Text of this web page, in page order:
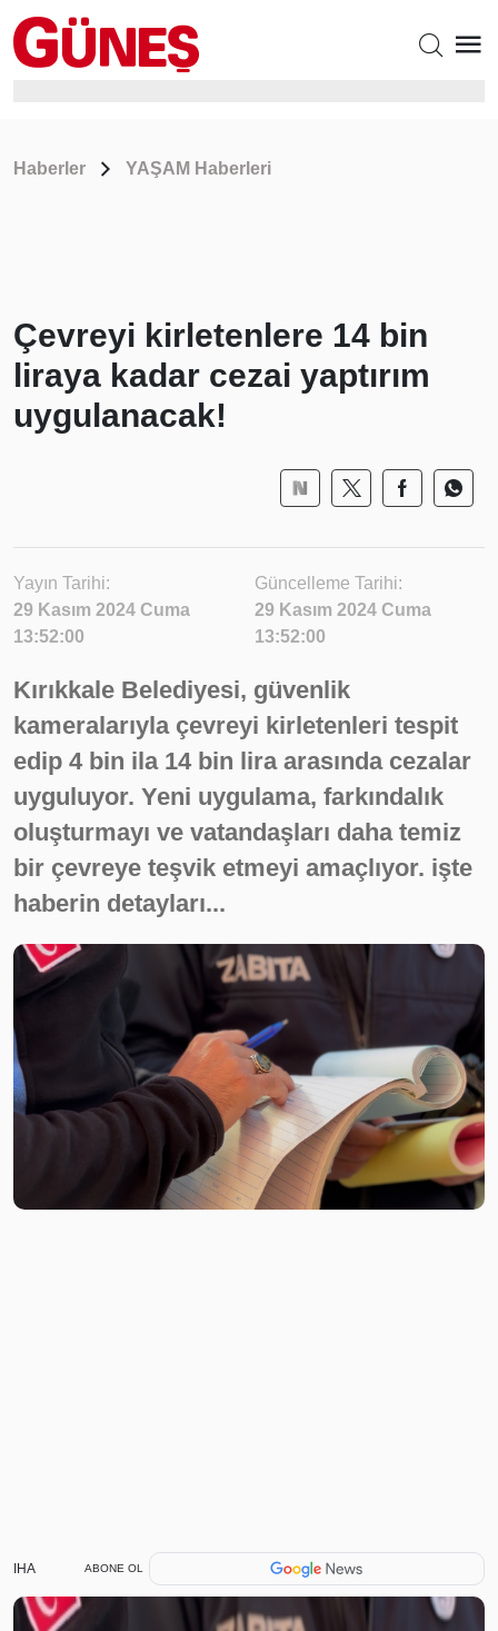
Haberler YAŞAM Haberleri
Çevreyi kirletenlere 14 bin
liraya kadar cezai yaptırım
uygulanacak!
Yayın Tarihi:
29 Kasım 2024 Cuma
13:52:00
Güncelleme Tarihi:
29 Kasım 2024 Cuma
13:52:00
Kırıkkale Belediyesi, güvenlik
kameralarıyla çevreyi kirletenleri tespit
edip 4 bin ila 14 bin lira arasında cezalar
uyguluyor. Yeni uygulama, farkındalık
oluşturmayı ve vatandaşları daha temiz
bir çevreye teşvik etmeyi amaçlıyor. işte
haberin detayları...
IHA ABONE OL